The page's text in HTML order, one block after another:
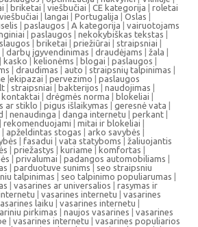
| briketai | viešbučiai | CE kategorija | roletai
viešbučiai | langai | Portugalija | Oslas |
| paslaugos | A kategorija | vairuotojams
| paslaugos | nekokybiškas tekstas |
| briketai | priežiūrai | straipsniai |
| darbų įgyvendinimas | draudėjams | žala |
| kasko|kelionėms | blogai | paslaugos |
| draudimas | auto | straipsnių talpinimas |
|ekipazai | pervezimo | paslaugos
| straipsniai | bakterijos | naudojimas |
kontaktai | drėgmės norma | blokeliai |
ar stiklo | pigus išlaikymas | geresnė vata |
| nenaudinga | danga internetu | perkant |
| rekomenduojami | mitai ir blokeliai |
| apželdintas stogas | arko savybės |
| fasadui | vata statyboms | žaliuojantis
| priežastys | kuriame | komfortas |
| privalumai | padangos automobiliams |
| parduotuve sunims | seo straipsniu
talpinimas | seo talpinimo populiarumas |
| vasarines ar universalios | rasymas ir
| vasarines internetu | vasarines
laiku | vasarines internetu |
pirkimas | naujos vasarines | vasarines
| vasarines internetu | vasarines populiarios